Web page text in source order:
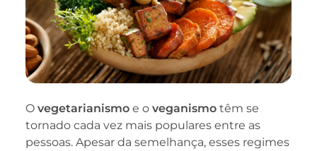
O vegetarianismo e o veganismo têm se
tornado cada vez mais populares entre as
pessoas. Apesar da semelhança, esses regimes